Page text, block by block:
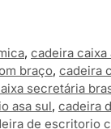
, cadeira
braço, cadeira
secretária
asa sul, cadeira
de escritorio